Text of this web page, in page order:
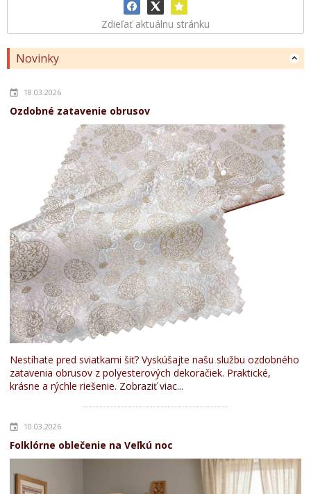
Zdieľať aktuálnu stránku
Novinky
18.03.2026
Ozdobné zatavenie obrusov
Nestíhate pred sviatkami šiť? Vyskúšajte našu službu ozdobného
zatavenia obrusov z polyesterových dekoračiek. Praktické,
krásne a rýchle riešenie. Zobraziť viac...
10.03.2026
Folklórne oblečenie na Veľkú noc